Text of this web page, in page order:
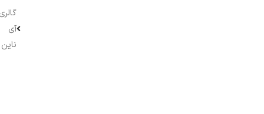
آی
ناین